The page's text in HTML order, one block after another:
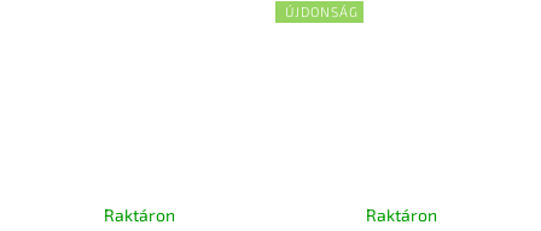
Raktáron
ÚJDONSÁG
Raktáron